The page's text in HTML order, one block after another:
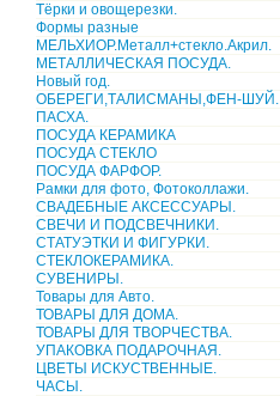
Тёрки и овощерезки.
Формы разные
МЕЛЬХИОР.Металл+стекло.Акрил.
МЕТАЛЛИЧЕСКАЯ ПОСУДА.
Новый год.
ОБЕРЕГИ,ТАЛИСМАНЫ,ФЕН-ШУЙ.
ПАСХА.
ПОСУДА КЕРАМИКА
ПОСУДА СТЕКЛО
ПОСУДА ФАРФОР.
Рамки для фото, Фотоколлажи.
СВАДЕБНЫЕ АКСЕССУАРЫ.
СВЕЧИ И ПОДСВЕЧНИКИ.
СТАТУЭТКИ И ФИГУРКИ.
СТЕКЛОКЕРАМИКА.
СУВЕНИРЫ.
Товары для Авто.
ТОВАРЫ ДЛЯ ДОМА.
ТОВАРЫ ДЛЯ ТВОРЧЕСТВА.
УПАКОВКА ПОДАРОЧНАЯ.
ЦВЕТЫ ИСКУСТВЕННЫЕ.
ЧАСЫ.